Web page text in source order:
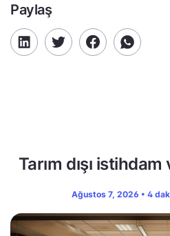
Paylaş
Tarım dışı
Ağustos 7, 2026 • 4